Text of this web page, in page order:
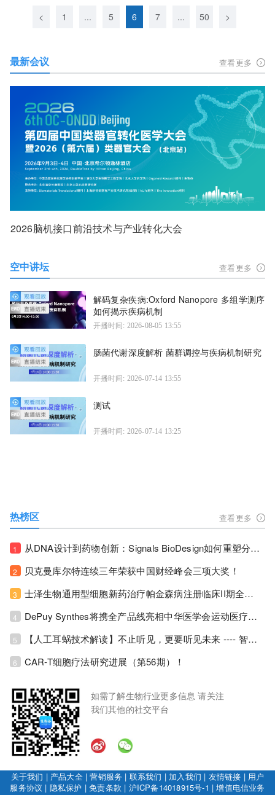
< 1 ... 5 6 7 ... 50 >
最新会议 查看更多
2026脑机接口前沿技术与产业转化大会
空中讲坛 查看更多
解码复杂疾病:Oxford Nanopore 多组学测序
如何揭示疾病机制
开播时间: 2026-08-05 13:55
肠菌代谢深度解析 菌群调控与疾病机制研究
开播时间: 2026-07-14 13:55
测试
开播时间: 2026-07-14 13:25
热榜区 查看更多
1 从DNA设计到药物创新：Signals BioDesign如何重塑分子生物学研发生态！
2 贝克曼库尔特连续三年荣获中国财经峰会三项大奖！
3 士泽生物通用型细胞新药治疗帕金森病注册临床II期全部入组完成！
4 DePuy Synthes将携全产品线亮相中华医学会运动医疗分会大会，加码布局中国运动医学创新赛道！
5 【人工耳蜗技术解读】不止听见，更要听见未来 ---- 智能耳蜗，开启人工耳蜗技术新纪元！
6 CAR-T细胞疗法研究进展（第56期）！
如需了解生物行业更多信息 请关注
我们其他的社交平台
关于我们 | 产品大全|营销服务 | 联系我们 | 加入我们 | 友情链接 | 用户
服务协议 | 隐私保护 |免责条款 | 沪ICP备14018915号-1 |增值电信业务